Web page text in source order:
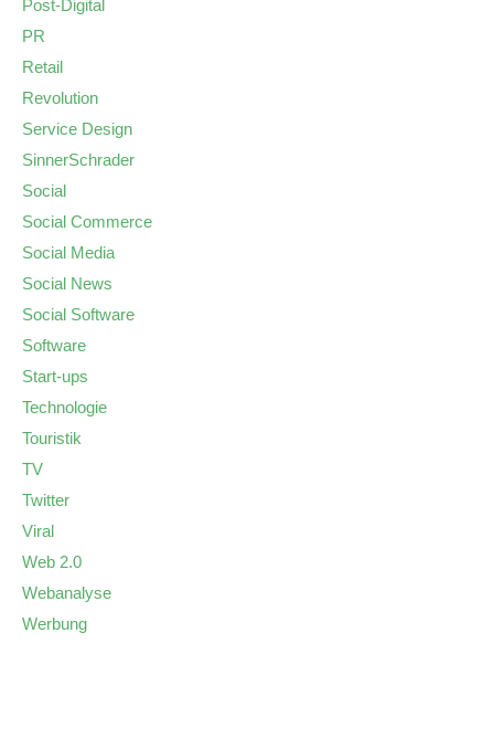
Post-Digital
PR
Retail
Revolution
Service Design
SinnerSchrader
Social
Social Commerce
Social Media
Social News
Social Software
Software
Start-ups
Technologie
Touristik
TV
Twitter
Viral
Web 2.0
Webanalyse
Werbung